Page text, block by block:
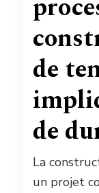
de
de
La
un projet